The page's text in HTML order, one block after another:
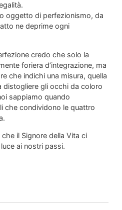
oggetto di perfezionismo, da
ne deprime ogni
credo che solo la
foriera d’integrazione, ma
che indichi una misura, quella
distogliere gli occhi da coloro
sappiamo quando
che condividono le quattro
il Signore della Vita ci
ai nostri passi.